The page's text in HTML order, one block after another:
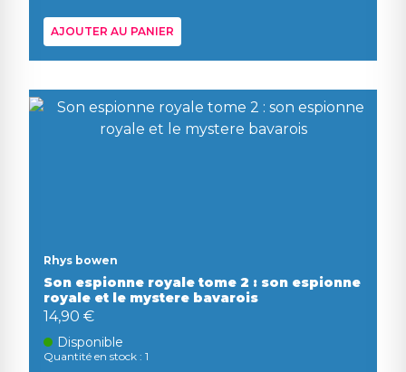
AJOUTER AU PANIER
Rhys bowen
Son espionne royale tome 2 : son espionne
royale et le mystere bavarois
14,90 €
Disponible
Quantité en stock : 1